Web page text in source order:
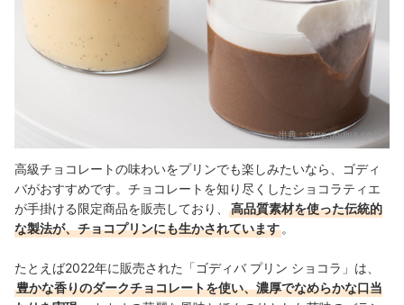
出典：shop.godiva.co.jp
高級チョコレートの味わいをプリンでも楽しみたいなら、ゴディ
バがおすすめです。チョコレートを知り尽くしたショコラティエ
が手掛ける限定商品を販売しており、
高品質素材を使った伝統的
な製法が、チョコプリンにも生かされています 。
たとえば2022年に販売された「ゴディバ プリン ショコラ」は、
豊かな香りのダークチョコレートを使い、濃厚でなめらかな口当